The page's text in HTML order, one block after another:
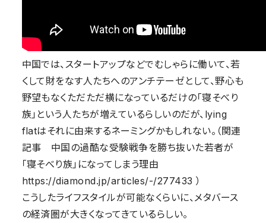
中国では、スタートアップなどでむしゃらに働いて、若
くして財をなす人たちへのアンチテーゼとして、野心も
野望もなくただただ横になっているだけの「寝そべり
族」という人たちが増えているらしいのだが、lying
flatはそれに由来するネーミングかもしれない。（関連
記事 中国の過酷な受験戦争を勝ち抜いた若者が
「寝そべり族」になってしまう理由
https://diamond.jp/articles/-/277433 ）
こうしたライフスタイルが可能なくらいに、メタバース
の経済圏が大きくなってきているらしい。